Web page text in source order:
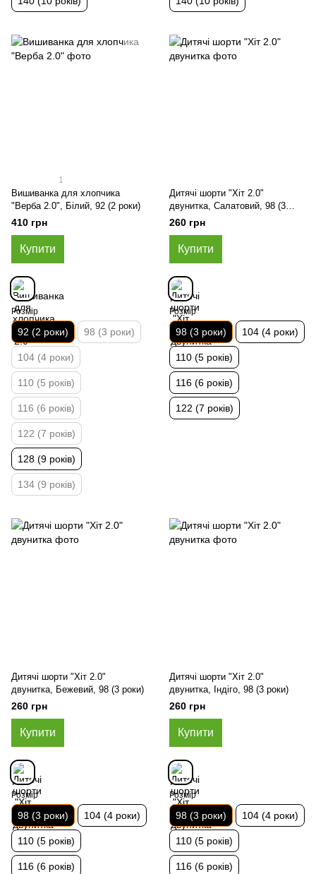
1
Вишиванка для хлопчика
"Верба 2.0", Білий, 92 (2 роки)
410 грн
Купити
Розмір
92 (2 роки) 98 (3 роки)
104 (4 роки)
110 (5 років)
116 (6 років)
122 (7 років)
128 (9 років)
134 (9 років)
Дитячі шорти "Хіт 2.0"
двунитка, Салатовий, 98 (3
роки)
260 грн
Купити
Розмір
98 (3 роки) 104 (4 роки)
110 (5 років)
116 (6 років)
122 (7 років)
Дитячі шорти "Хіт 2.0"
двунитка, Бежевий, 98 (3 роки)
260 грн
Купити
Розмір
98 (3 роки) 104 (4 роки)
110 (5 років)
116 (6 років)
Дитячі шорти "Хіт 2.0"
двунитка, Індіго, 98 (3 роки)
260 грн
Купити
Розмір
98 (3 роки) 104 (4 роки)
110 (5 років)
116 (6 років)